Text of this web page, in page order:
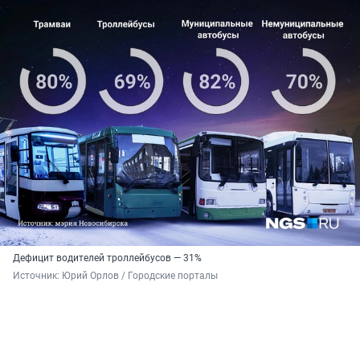
Дефицит водителей троллейбусов — 31%
Источник: Юрий Орлов / Городские порталы